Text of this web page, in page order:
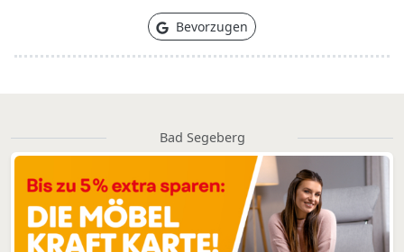
Bevorzugen
Bad Segeberg